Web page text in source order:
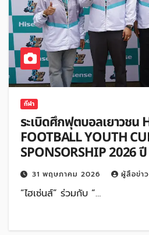
กีฬา
ระเบิดศึกฟุตบอลเยาวชน
FOOTBALL YOUTH
SPONSORSHIP 2026
31 พฤษภาคม 2026 ผู้สื่อข่าว
“ไฮเซ่นส์” ร่วมกับ “…